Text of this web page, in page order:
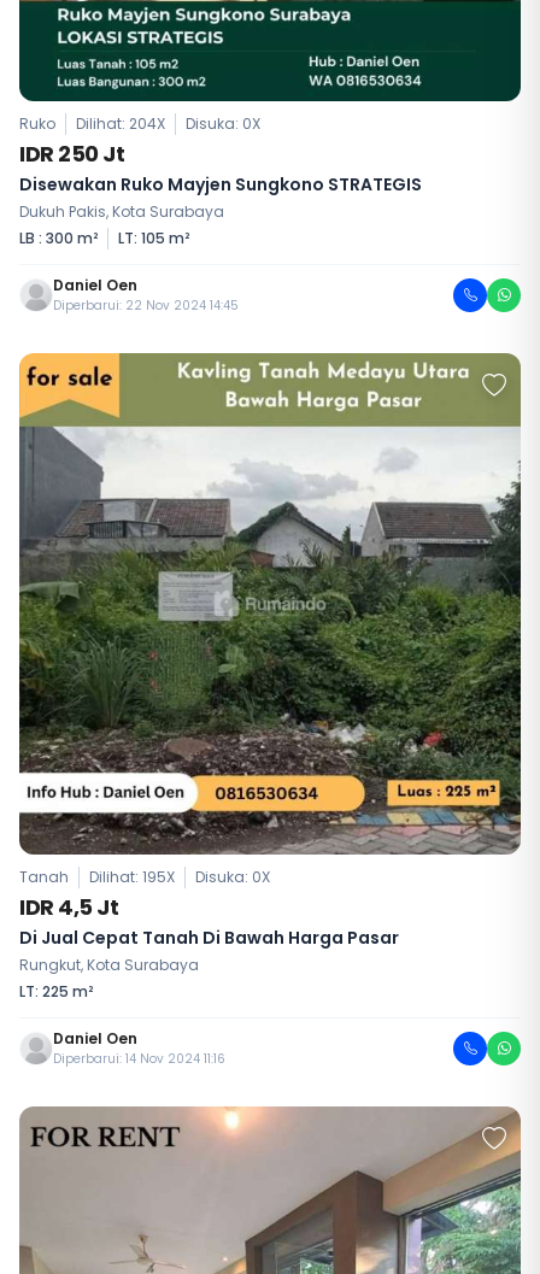
Ruko Dilihat: 204X Disuka: 0X
IDR 250 Jt
Disewakan Ruko Mayjen Sungkono STRATEGIS
Dukuh Pakis, Kota Surabaya
LB : 300 m²
LT: 105 m²
Daniel Oen
Diperbarui: 22 Nov 2024 14:45
Tanah Dilihat: 195X Disuka: 0X
IDR 4,5 Jt
Di Jual Cepat Tanah Di Bawah Harga Pasar
Rungkut, Kota Surabaya
LT: 225 m²
Daniel Oen
Diperbarui: 14 Nov 2024 11:16